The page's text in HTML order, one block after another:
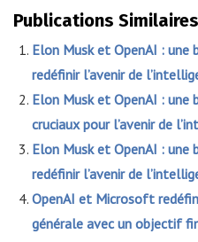
Publications
Elon Musk et OpenAI :
redéfinir l’avenir de
Elon Musk et OpenAI : une
cruciaux pour l’avenir de
Elon Musk et OpenAI :
redéfinir l’avenir de
OpenAI et Microsoft
générale avec un objectif